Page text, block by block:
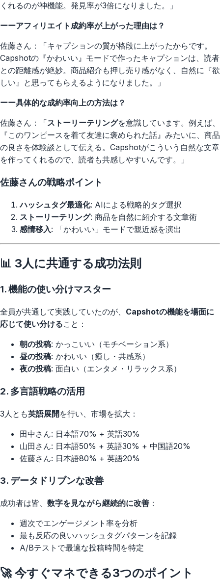
くれるのが神機能。発見率が3倍になりました。」
ーーアフィリエイト成約率が上がった理由は？
佐藤さん：「キャプションの質が格段に上がったからです。
Capshotの『かわいい』モードで作ったキャプションは、読者
との距離感が絶妙。商品紹介も押し売り感がなく、自然に『欲
しい』と思ってもらえるようになりました。」
ーー具体的な成約率向上の方法は？
佐藤さん：「ストーリーテリングを意識しています。例えば、
『このワンピースを着て友達に褒められた話』みたいに、商品
の良さを体験談として伝える。Capshotがこういう自然な文章
を作ってくれるので、読者も共感しやすいんです。」
佐藤さんの戦略ポイント
ハッシュタグ最適化: AIによる戦略的タグ選択
ストーリーテリング: 商品を自然に紹介する文章術
感情移入: 「かわいい」モードで親近感を演出
📊 3人に共通する成功法則
1.機能の使い分けマスター
全員が共通して実践していたのが、 Capshotの機能を場面に
応じて使い分けること：
朝の投稿: かっこいい（モチベーション系）
昼の投稿: かわいい（癒し・共感系）
夜の投稿: 面白い（エンタメ・リラックス系）
2. 多言語戦略の活用
3人とも英語展開を行い、市場を拡大：
田中さん: 日本語70% + 英語30%
山田さん: 日本語50% + 英語30% + 中国語20%
佐藤さん: 日本語80% + 英語20%
3. データドリブンな改善
成功者は皆、 数字を見ながら継続的に改善 ：
週次でエンゲージメント率を分析
最も反応の良いハッシュタグパターンを記録
A/Bテストで最適な投稿時間を特定
🚀 今すぐマネできる3つのポイント